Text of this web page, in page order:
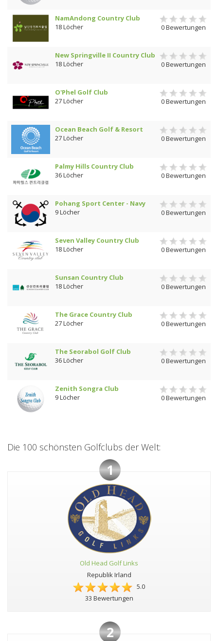
NamAndong Country Club
18 Löcher
0 Bewertungen
New Springville II Country Club
18 Löcher
0 Bewertungen
O'Phel Golf Club
27 Löcher
0 Bewertungen
Ocean Beach Golf & Resort
27 Löcher
0 Bewertungen
Palmy Hills Country Club
36 Löcher
0 Bewertungen
Pohang Sport Center - Navy
9 Löcher
0 Bewertungen
Seven Valley Country Club
18 Löcher
0 Bewertungen
Sunsan Country Club
18 Löcher
0 Bewertungen
The Grace Country Club
27 Löcher
0 Bewertungen
The Seorabol Golf Club
36 Löcher
0 Bewertungen
Zenith Songra Club
9 Löcher
0 Bewertungen
Die 100 schönsten Golfclubs der Welt:
1
Old Head Golf Links
Republik Irland
5.0
33 Bewertungen
2